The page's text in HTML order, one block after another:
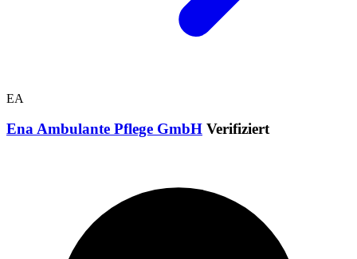
EA
Ena Ambulante Pflege GmbH Verifiziert